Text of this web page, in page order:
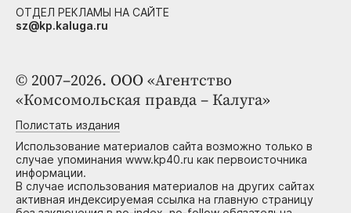
© 2007–2026. ООО «Агентство
«Комсомольская правда – Калуга»
Полистать издания
Использование материалов сайта возможно только в
случае упоминания www.kp40.ru как первоисточника
информации.
В случае использования материалов на других сайтах
активная индексируемая ссылка на главную страницу
ОТДЕЛ РЕКЛАМЫ НА САЙТЕ
sz@kp.kaluga.ru